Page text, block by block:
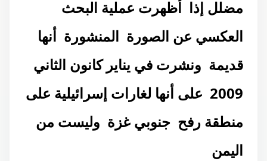
مضلل إذا أظهرت عملية البحث
العكسي عن الصورة المنشورة أنها
قديمة ونشرت في يناير كانون الثاني
2009 على أنها لغارات إسرائيلية على
منطقة رفح جنوبي غزة وليست من
اليمن